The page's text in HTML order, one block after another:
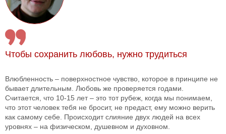
Чтобы сохранить любовь, нужно трудиться
Влюбленность – поверхностное чувство, которое в принципе не
бывает длительным. Любовь же проверяется годами.
Считается, что 10-15 лет – это тот рубеж, когда мы понимаем,
что этот человек тебя не бросит, не предаст, ему можно верить
как самому себе. Происходит слияние двух людей на всех
уровнях – на физическом, душевном и духовном.